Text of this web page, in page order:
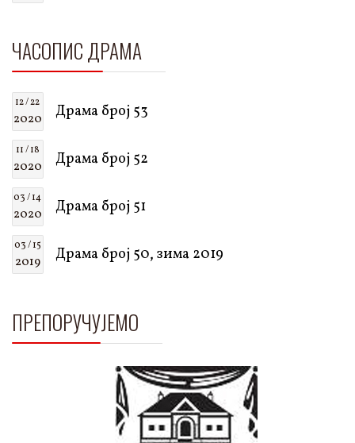
ЧАСОПИС ДРАМА
12 / 22
2020 Драма број 53
11 / 18
2020 Драма број 52
03 / 14
2020 Драма број 51
03 / 15
2019 Драма број 50, зима 2019
ПРЕПОРУЧУЈЕМО